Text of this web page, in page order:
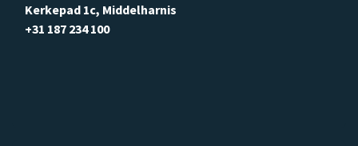
Kerkepad 1c, Middelharnis
+31 187 234 100